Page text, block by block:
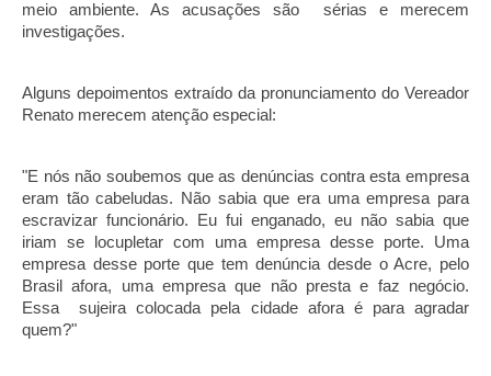
meio ambiente. As acusações são  sérias e merecem
investigações.
Alguns depoimentos extraído da pronunciamento do Vereador
Renato merecem atenção especial:
"E nós não soubemos que as denúncias contra esta empresa
eram tão cabeludas. Não sabia que era uma empresa para
escravizar funcionário. Eu fui enganado, eu não sabia que
iriam se locupletar com uma empresa desse porte. Uma
empresa desse porte que tem denúncia desde o Acre, pelo
Brasil afora, uma empresa que não presta e faz negócio.
Essa  sujeira colocada pela cidade afora é para agradar
quem?"